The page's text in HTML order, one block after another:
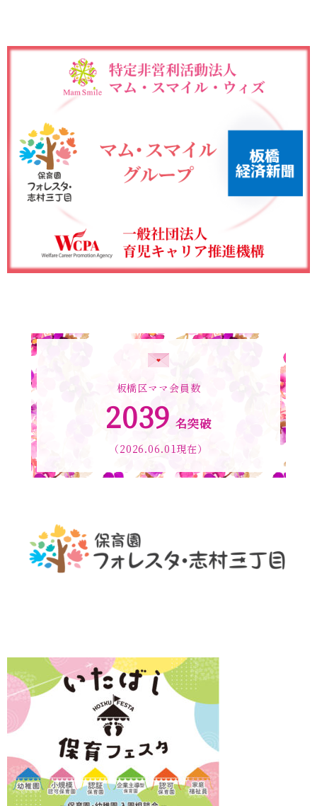
板橋区ママ会員数
2039 名突破
（2026.06.01現在）